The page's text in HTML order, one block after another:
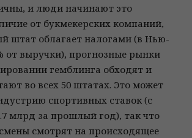
и люди начинают это
от букмекерских компаний,
штат облагает налогами (в Нью-
от выручки), прогнозные рынки
гемблинга обходят и
во всех 50 штатах. Это может
спортивных ставок (с
млрд за прошлый год), так что
смотрят на происходящее